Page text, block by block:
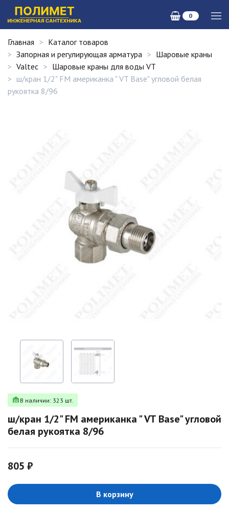
0
Главная
Каталог товаров
Запорная и регулирующая арматура
Шаровые краны
Valtec
Шаровые краны для воды VT
ш/кран 1/2" FM американка " VT Base" угловой белая
рукоятка 8/96
В наличии: 323 шт.
ш/кран 1/2" FM американка " VT Base" угловой
белая рукоятка 8/96
805 ₽
В корзину